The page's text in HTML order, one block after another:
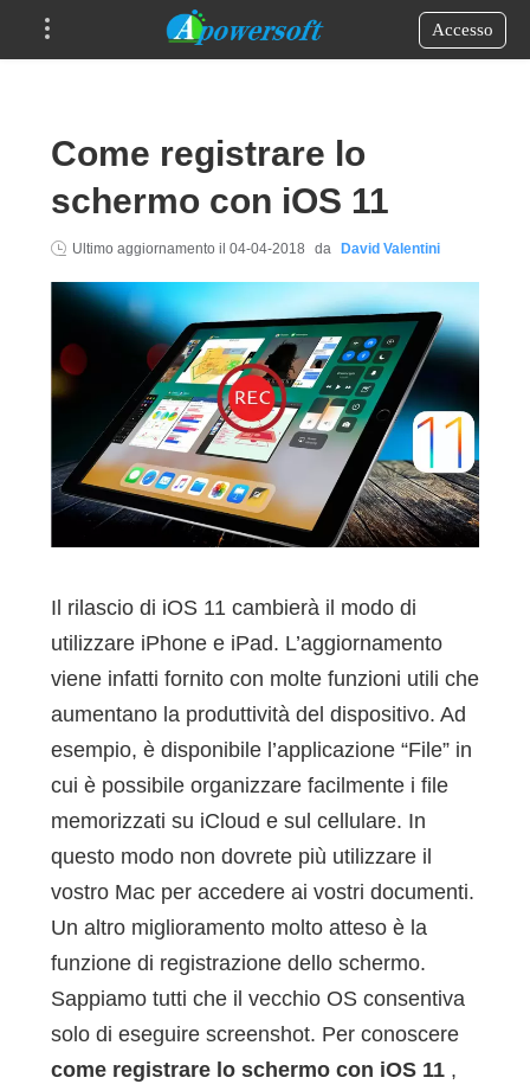
Accesso
Come registrare lo
schermo con iOS 11
Ultimo aggiornamento il 04-04-2018 da David Valentini
Il rilascio di iOS 11 cambierà il modo di
utilizzare iPhone e iPad. L’aggiornamento
viene infatti fornito con molte funzioni utili che
aumentano la produttività del dispositivo. Ad
esempio, è disponibile l’applicazione “File” in
cui è possibile organizzare facilmente i file
memorizzati su iCloud e sul cellulare. In
questo modo non dovrete più utilizzare il
vostro Mac per accedere ai vostri documenti.
Un altro miglioramento molto atteso è la
funzione di registrazione dello schermo.
Sappiamo tutti che il vecchio OS consentiva
solo di eseguire screenshot. Per conoscere
come registrare lo schermo con iOS 11 ,